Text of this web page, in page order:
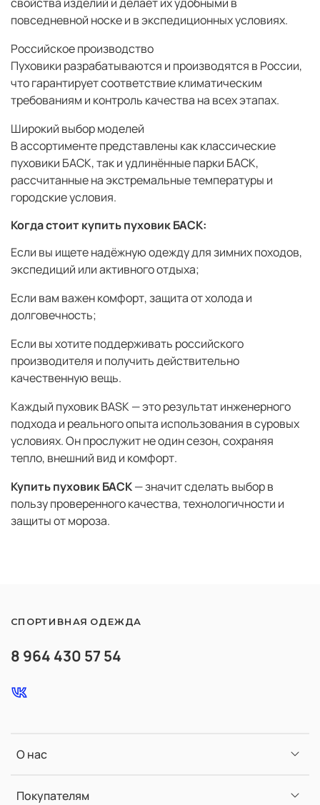
повседневной носке и в экспедиционных условиях.
Российское производство
Пуховики разрабатываются и производятся в России,
что гарантирует соответствие климатическим
требованиям и контроль качества на всех этапах.
Широкий выбор моделей
В ассортименте представлены как классические
пуховики БАСК, так и удлинённые парки БАСК,
рассчитанные на экстремальные температуры и
городские условия.
Когда стоит купить пуховик БАСК:
Если вы ищете надёжную одежду для зимних походов,
экспедиций или активного отдыха;
Если вам важен комфорт, защита от холода и
долговечность;
Если вы хотите поддерживать российского
производителя и получить действительно
качественную вещь.
Каждый пуховик BASK — это результат инженерного
подхода и реального опыта использования в суровых
условиях. Он прослужит не один сезон, сохраняя
тепло, внешний вид и комфорт.
Купить пуховик БАСК— значит сделать выбор в
пользу проверенного качества, технологичности и
защиты от мороза.
О нас
Покупателям
8 964 430 57 54
СПОРТИВНАЯ ОДЕЖДА